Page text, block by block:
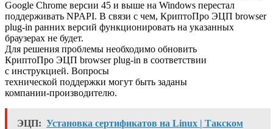
Google Chrome версии 45 и выше на Windows перестал
поддерживать NPAPI. В связи с чем, КриптоПро ЭЦП browser
plug-in ранних версий функционировать на указанных
браузерах не будет.
Для решения проблемы необходимо обновить
КриптоПро ЭЦП browser plug-in в соответствии
с инструкцией. Вопросы
технической поддержки могут быть заданы
компании-производителю.
ЭЦП: Установка сертификатов на Linux | Такском